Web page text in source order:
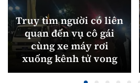
Truy tìm người có liên
quan đến vụ cô gái
cùng xe máy rơi
xuống kênh tử vong